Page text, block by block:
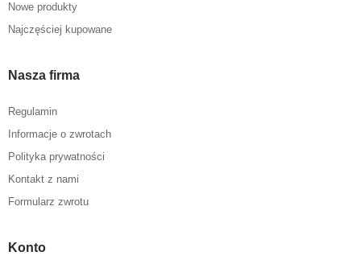
Nowe produkty
Najczęściej kupowane
Nasza firma
Regulamin
Informacje o zwrotach
Polityka prywatności
Kontakt z nami
Formularz zwrotu
Konto